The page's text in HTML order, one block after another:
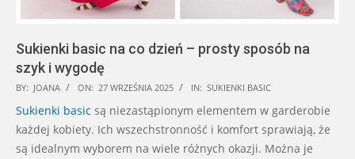
Sukienki basic na co dzień – prosty sposób na
szyk i wygodę
2025-
09-
27
BY: JOANA ON: 27 WRZEŚNIA 2025 IN: SUKIENKI BASIC
Sukienki basic są niezastąpionym elementem w garderobie
każdej kobiety. Ich wszechstronność i komfort sprawiają, że
są idealnym wyborem na wiele różnych okazji. Można je